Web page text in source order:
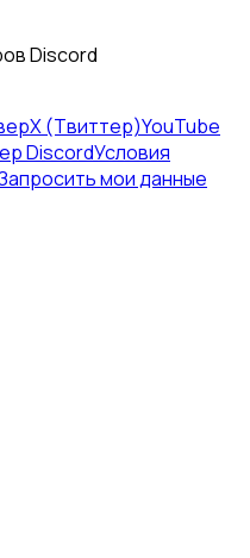
Discord
X (Твиттер)YouTube
DiscordУсловия
мои данные